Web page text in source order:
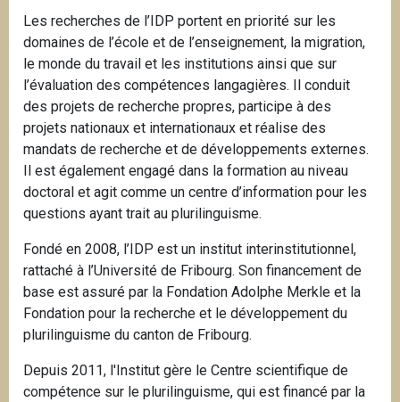
Les recherches de l’IDP portent en priorité sur les
domaines de l’école et de l’enseignement, la migration,
le monde du travail et les institutions ainsi que sur
l’évaluation des compétences langagières. Il conduit
des projets de recherche propres, participe à des
projets nationaux et internationaux et réalise des
mandats de recherche et de développements externes.
Il est également engagé dans la formation au niveau
doctoral et agit comme un centre d’information pour les
questions ayant trait au plurilinguisme.
Fondé en 2008, l’IDP est un institut interinstitutionnel,
rattaché à l’Université de Fribourg. Son financement de
base est assuré par la Fondation Adolphe Merkle et la
Fondation pour la recherche et le développement du
plurilinguisme du canton de Fribourg.
Depuis 2011, l'Institut gère le Centre scientifique de
compétence sur le plurilinguisme, qui est financé par la